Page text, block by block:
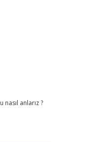
nasıl anlarız ?